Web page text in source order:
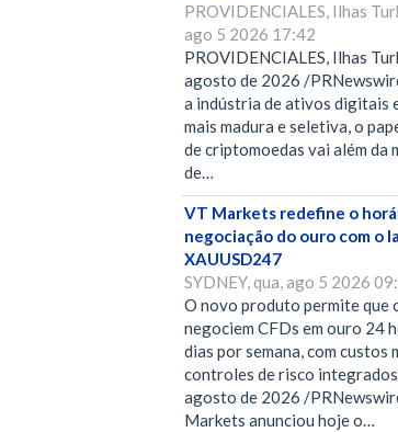
PROVIDENCIALES, Ilhas
ago 5 2026 17:42
PROVIDENCIALES, Ilhas
agosto de 2026 /
a indústria de ativos digitais
mais madura e seletiva, o
de criptomoedas vai além da
de…
VT Markets redefine o
negociação do ouro com o
XAUUSD247
SYDNEY, qua, ago 5 2026
O novo produto permite que
negociem CFDs em ouro 24
dias por semana, com custos
controles de risco
agosto de 2026 /
Markets anunciou hoje o…